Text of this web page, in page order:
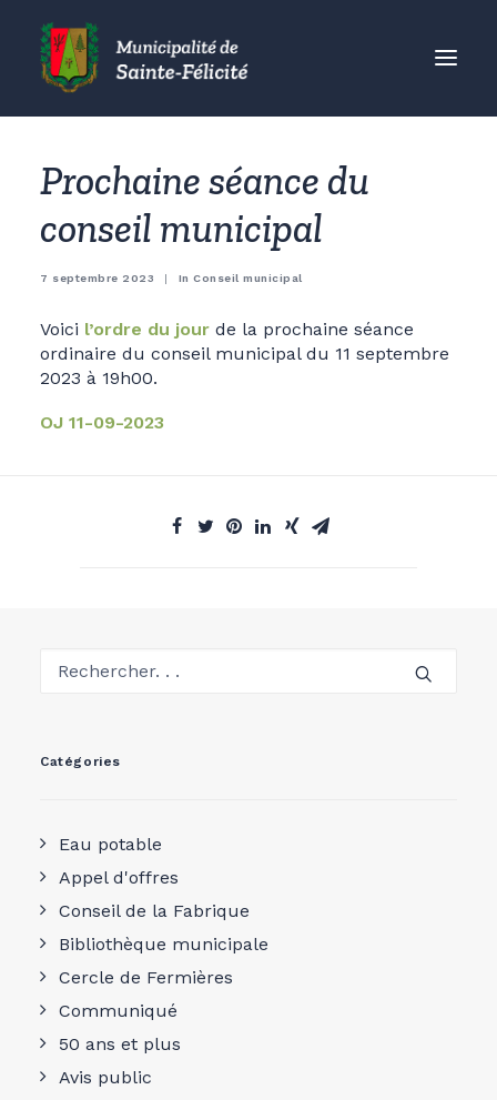
MUNICIPALITÉ
CITOYENS
ORGANISMES
ACCUEIL
ACTUALITÉS
CONTACT
Catégories
Eau potable
Appel d'offres
Conseil de la Fabrique
Bibliothèque municipale
Cercle de Fermières
Communiqué
50 ans et plus
Avis public
Prochaine séance du
conseil municipal
7 septembre 2023 | In Conseil municipal
Voici l’ordre du jour de la prochaine séance
ordinaire du conseil municipal du 11 septembre
2023 à 19h00.
OJ 11-09-2023